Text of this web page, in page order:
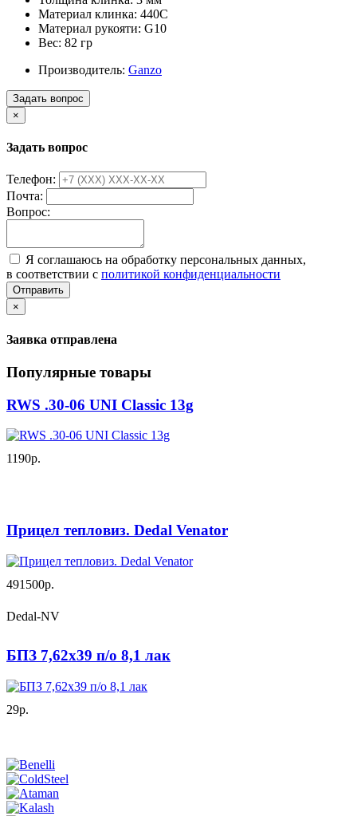
Материал клинка: 440С
Материал рукояти: G10
Вес: 82 гр
Производитель: Ganzo
Задать вопрос
×
Задать вопрос
Телефон:
Почта:
Вопрос:
Я соглашаюсь на обработку персональных данных,
в соответствии с политикой конфиденциальности
Отправить
×
Заявка отправлена
Популярные товары
RWS .30-06 UNI Classic 13g
1190р.
Прицел тепловиз. Dedal Venator
491500р.
Dedal-NV
БПЗ 7,62х39 п/о 8,1 лак
29р.